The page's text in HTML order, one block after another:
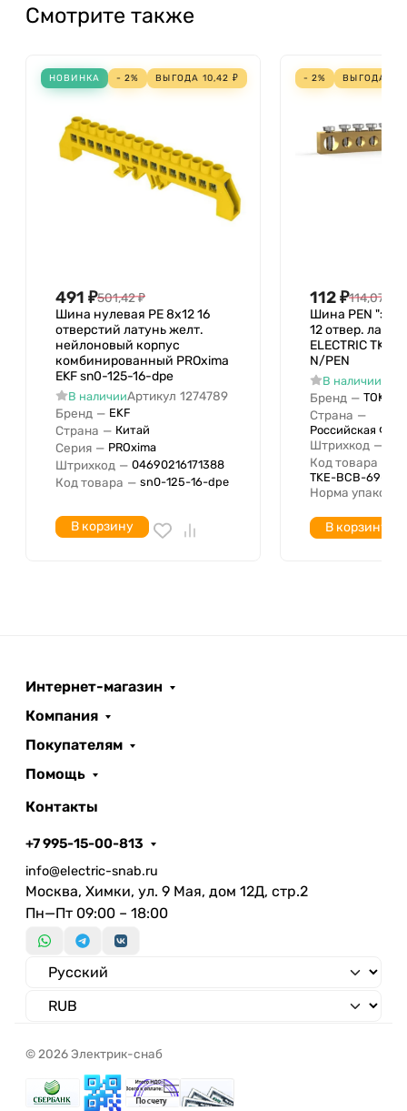
Смотрите также
НОВИНКА - 2% ВЫГОДА 10,42 ₽
491 ₽501,42₽
Шина нулевая PE 8х12 16
отверстий латунь желт.
нейлоновый корпус
комбинированный PROxima
EKF sn0-125-16-dpe
В наличииАртикул 1274789
Бренд — EKF
Страна — Китай
Серия — PROxima
Штрихкод — 04690216171388
Код товара — sn0-125-16-dpe
В корзину
- 2% ВЫГОДА
112₽114,07
Шина PEN
12 отвер.
ELECTRIC TKE-
N/PEN
В наличии
Бренд — TOKOV
Страна —
Российская
Штрихкод —
Код товара
TKE-BCB-69-12-
Норма упаковки
В корзину
Интернет-магазин
Компания
Покупателям
Помощь
Контакты
+7 995-15-00-813
info@electric-snab.ru
Москва, Химки, ул. 9 Мая, дом 12Д, стр.2
Пн—Пт 09:00 – 18:00
© 2026 Электрик-снаб